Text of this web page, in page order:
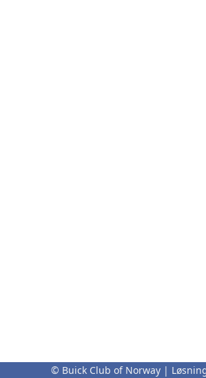
© Buick Club of Norway |